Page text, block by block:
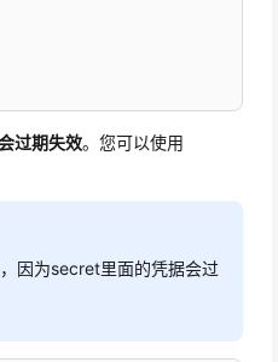
过期失效。您可以使用
因为secret里面的凭据会过